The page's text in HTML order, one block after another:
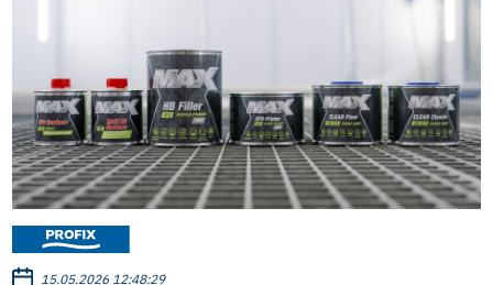
15.05.2026 12:48:29